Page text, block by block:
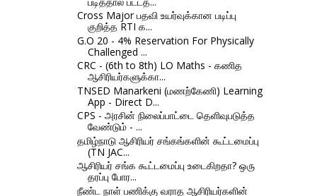
Cross Major பதவி உயர்வுக்கான படிப்பு
குறித்த RTI க...
G.O 20 - 4% Reservation For Physically
Challenged ...
CRC - (6th to 8th) LO Maths - கணித
ஆசிரியர்களுக்கா...
TNSED Manarkeni (மணற்கேணி) Learning
App - Direct D...
CPS - அரசின் நிலைப்பாட்டை தெளிவுபடுத்த
வேண்டும் - ...
தமிழ்நாடு ஆசிரியர் சங்கங்களின் கூட்டமைப்பு
(TN JAC...
ஆசிரியர் சங்க கூட்டமைப்பு உடைகிறதா? ஒரு
தரப்பு போர...
நீண்ட நாள் பணிக்கு வராத ஆசிரியர்களின்